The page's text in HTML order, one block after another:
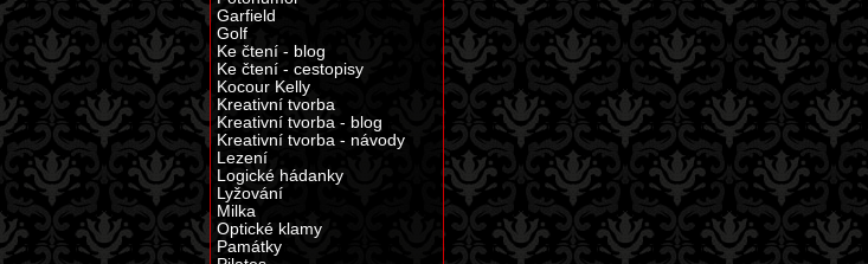
Garfield
Golf
Ke čtení - blog
Ke čtení - cestopisy
Kocour Kelly
Kreativní tvorba
Kreativní tvorba - blog
Kreativní tvorba - návody
Lezení
Logické hádanky
Lyžování
Milka
Optické klamy
Památky